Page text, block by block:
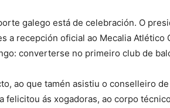
galego está de celebración. O
a recepción oficial ao Mecalia Atlético
converterse no primeiro club de
ao que tamén asistiu o conselleiro
felicitou ás xogadoras, ao corpo